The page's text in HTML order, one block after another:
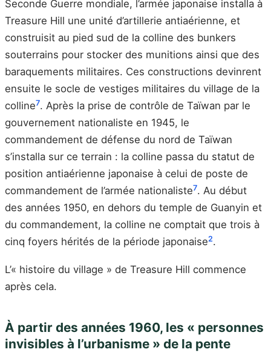
Seconde Guerre mondiale, l’armée japonaise installa à
Treasure Hill une unité d’artillerie antiaérienne, et
construisit au pied sud de la colline des bunkers
souterrains pour stocker des munitions ainsi que des
baraquements militaires. Ces constructions devinrent
ensuite le socle de vestiges militaires du village de la
colline7. Après la prise de contrôle de Taïwan par le
gouvernement nationaliste en 1945, le
commandement de défense du nord de Taïwan
s’installa sur ce terrain : la colline passa du statut de
position antiaérienne japonaise à celui de poste de
commandement de l’armée nationaliste7. Au début
des années 1950, en dehors du temple de Guanyin et
du commandement, la colline ne comptait que trois à
cinq foyers hérités de la période japonaise2.
L’« histoire du village » de Treasure Hill commence
après cela.
À partir des années 1960, les « personnes
invisibles à l’urbanisme » de la pente